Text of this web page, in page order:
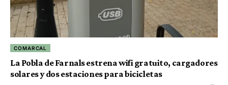
COMARCAL
La Pobla de Farnals estrena wifi gratuito, cargadores
solares y dos estaciones para bicicletas